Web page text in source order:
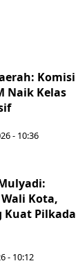
Komisi
Naik Kelas
- 10:36
Kota,
Kuat Pilkada
- 10:12